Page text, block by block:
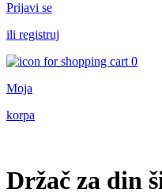
Prijavi se
ili registruj
0
Moja
korpa
Držač za din